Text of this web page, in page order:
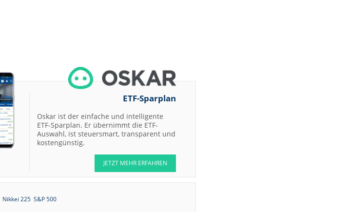
ETF-Sparplan
Oskar ist der einfache und intelligente
ETF-Sparplan. Er übernimmt die ETF-
Auswahl, ist steuersmart, transparent und
kostengünstig.
JETZT MEHR ERFAHREN
Nikkei 225 S&P 500